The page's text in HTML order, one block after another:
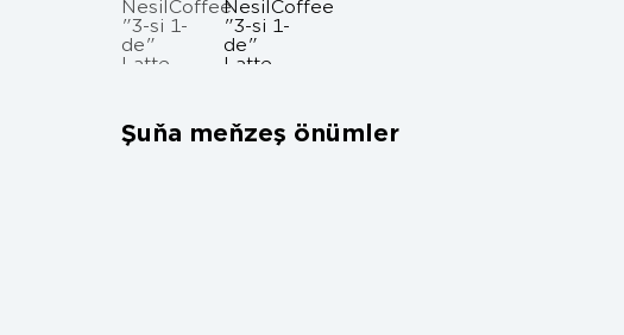
Şuňa meňzeş önümler